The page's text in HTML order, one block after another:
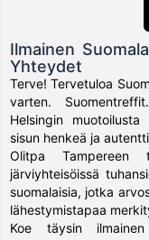
Ilmainen
Yhteydet
Terve! Tervetuloa
varten.
Helsingin muotoilusta
sisun henkeä ja
Olitpa Tampereen
järviyhteisöissä
suomalaisia, jotka
lähestymistapaa
Koe täysin